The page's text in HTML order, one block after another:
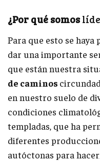
¿Por qué somos
Para que esto se
dar una importante
que están nuestra
de caminos
en nuestro suelo de
condiciones
templadas, que ha
diferentes
autóctonas para